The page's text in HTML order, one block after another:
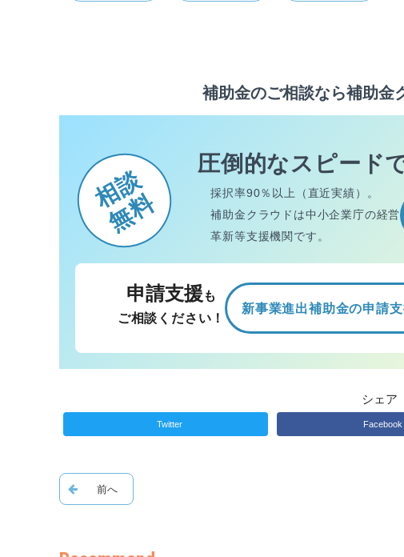
補助金のご相談なら補助金
相談
無料
圧倒的なスピード
採択率90％以上（直近実績）。
補助金クラウドは中小企業庁の経営
革新等支援機関です。
申請支援 も
ご相談ください！
新事業進出補助金の申請
シェア
Twitter Facebook